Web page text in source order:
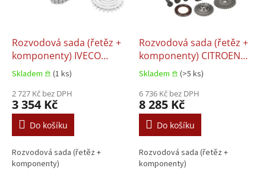
ů
Rozvodová sada (řetěz +
komponenty) IVECO
DAILY III, DAILY IV, DAILY
V, DAILY VI CITROEN
JUMPER III FIAT DUCATO
PEUGEOT BOXER
2.3D/3.0CNG/3.0D
09.2004+
Skladem 𖠿 (1 ks)
2 727 Kč bez DPH
3 354 Kč
Do košíku
Rozvodová sada (řetěz +
komponenty)
Rozvodová sada (řetěz +
komponenty) CITROEN
JUMPER III FIAT DUCATO
PEUGEOT BOXER 2.3D-
Electric 07.1999+
Skladem 𖠿 (>5 ks)
6 736 Kč bez DPH
8 285 Kč
Do košíku
Rozvodová sada (řetěz +
komponenty)